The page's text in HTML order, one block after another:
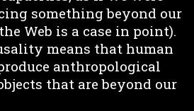
something beyond our
Web is a case in point).
means that human
anthropological
that are beyond our